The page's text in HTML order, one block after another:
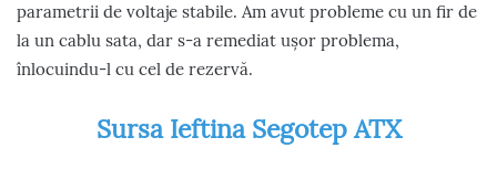
parametrii de voltaje stabile. Am avut probleme cu un fir de
la un cablu sata, dar s-a remediat ușor problema,
înlocuindu-l cu cel de rezervă.
Sursa Ieftina Segotep ATX